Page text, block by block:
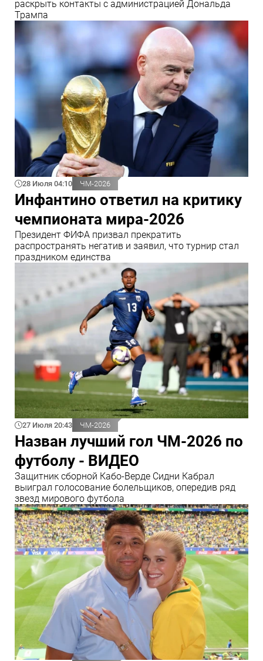
раскрыть контакты с администрацией Дональда
Трампа
28 Июля 04:10 ЧМ-2026
Инфантино ответил на критику
чемпионата мира-2026
Президент ФИФА призвал прекратить
распространять негатив и заявил, что турнир стал
праздником единства
27 Июля 20:43 ЧМ-2026
Назван лучший гол ЧМ-2026 по
футболу - ВИДЕО
Защитник сборной Кабо-Верде Сидни Кабрал
выиграл голосование болельщиков, опередив ряд
звезд мирового футбола